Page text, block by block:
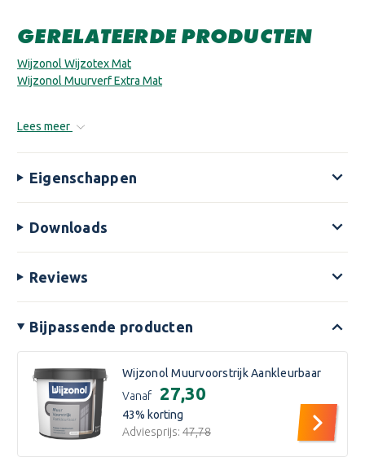
GERELATEERDE PRODUCTEN
Wijzonol Wijzotex Mat
Wijzonol Muurverf Extra Mat
Lees meer
Eigenschappen
Downloads
Reviews
Bijpassende producten
Wijzonol Muurvoorstrijk Aankleurbaar
Vanaf
€27,30
43% korting
Adviesprijs: €47,78